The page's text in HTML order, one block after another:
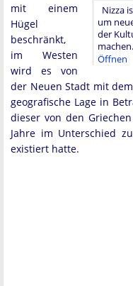
Nizza
um
der
Öffnen
mit einem
Hügel
beschränkt,
im Westen
wird es von
der Neuen Stadt mit
geografische Lage in
dieser von den
Jahre im Unterschied
existiert hatte.